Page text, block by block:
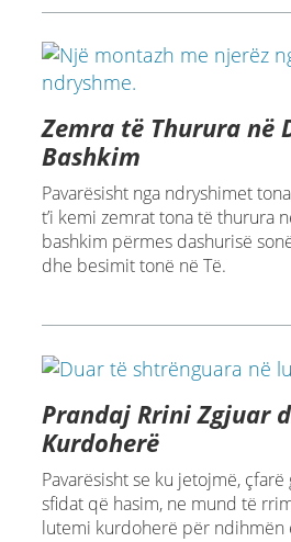
Zemra të Thurura në
Bashkim
Pavarësisht nga ndryshimet
t’i kemi zemrat tona të thurura
bashkim përmes dashurisë
dhe besimit tonë në Të.
Prandaj Rrini Zgjuar
Kurdoherë
Pavarësisht se ku jetojmë, çfarë
sfidat që hasim, ne mund të
lutemi kurdoherë për ndihmën